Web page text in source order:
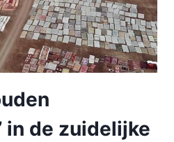
in de zuidelijke